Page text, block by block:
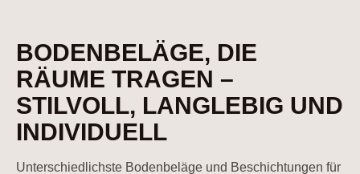
BODENBELÄGE, DIE
RÄUME TRAGEN –
STILVOLL, LANGLEBIG UND
INDIVIDUELL
Unterschiedlichste Bodenbeläge und Beschichtungen für